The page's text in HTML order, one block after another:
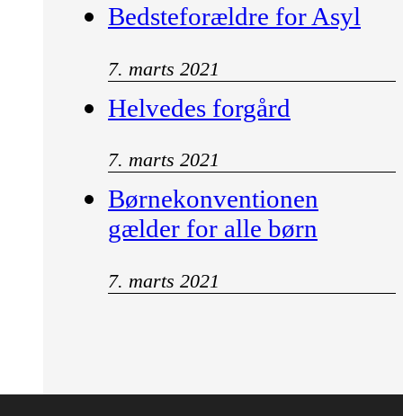
Bedsteforældre for Asyl
7. marts 2021
Helvedes forgård
7. marts 2021
Børnekonventionen
gælder for alle børn
7. marts 2021